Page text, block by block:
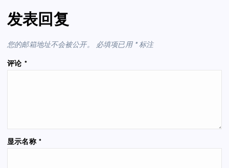
发表回复
您的邮箱地址不会被公开。 必填项已用 *标注
评论 *
显示名称 *